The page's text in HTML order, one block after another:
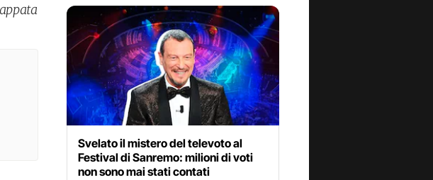
Svelato il mistero del televoto al
Festival di Sanremo: milioni di voti
non sono mai stati contati